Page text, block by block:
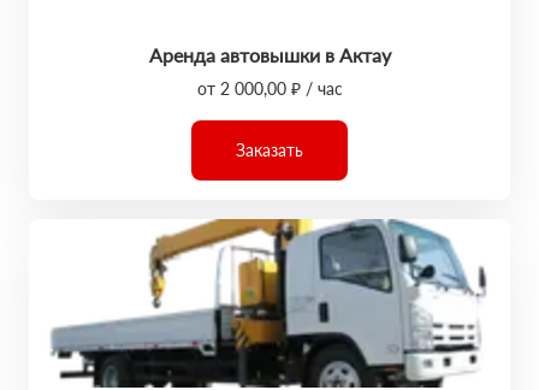
Аренда автовышки в Актау
от 2 000,00 ₽ / час
Заказать